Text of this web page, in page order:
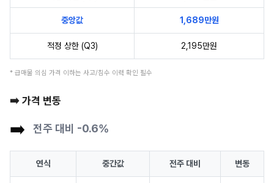
중앙값 1,689만원
적정 상한 (Q3) 2,195만원
* 급매물 의심 가격 이하는 사고/침수 이력 확인 필수
➡️ 가격 변동
➡️ 전주 대비 -0.6%
연식 중간값 전주 대비 변동